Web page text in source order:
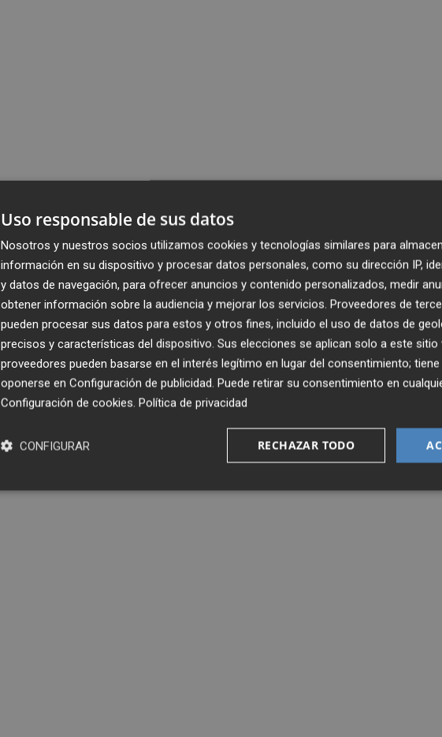
Uso responsable de sus datos
Nosotros y nuestros socios utilizamos cookies y tecnologías similares para
información en su dispositivo y procesar datos personales, como su dirección IP,
y datos de navegación, para ofrecer anuncios y contenido personalizados, medir
obtener información sobre la audiencia y mejorar los servicios. Proveedores de
pueden procesar sus datos para estos y otros fines, incluido el uso de datos de
precisos y características del dispositivo. Sus elecciones se aplican solo a este sitio
proveedores pueden basarse en el interés legítimo en lugar del consentimiento;
oponerse en Configuración de publicidad. Puede retirar su consentimiento en
Configuración de cookies. Política de privacidad
RECHAZAR TODO
CONFIGURAR